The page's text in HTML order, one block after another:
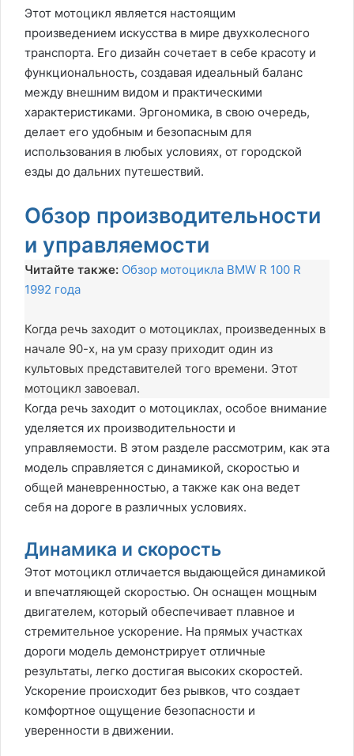
Этот мотоцикл является настоящим
произведением искусства в мире двухколесного
транспорта. Его дизайн сочетает в себе красоту и
функциональность, создавая идеальный баланс
между внешним видом и практическими
характеристиками. Эргономика, в свою очередь,
делает его удобным и безопасным для
использования в любых условиях, от городской
езды до дальних путешествий.
Обзор производительности
и управляемости
Читайте также: Обзор мотоцикла BMW R 100 R
1992 года
Когда речь заходит о мотоциклах, произведенных в
начале 90-х, на ум сразу приходит один из
культовых представителей того времени. Этот
мотоцикл завоевал.
Когда речь заходит о мотоциклах, особое внимание
уделяется их производительности и
управляемости. В этом разделе рассмотрим, как эта
модель справляется с динамикой, скоростью и
общей маневренностью, а также как она ведет
себя на дороге в различных условиях.
Динамика и скорость
Этот мотоцикл отличается выдающейся динамикой
и впечатляющей скоростью. Он оснащен мощным
двигателем, который обеспечивает плавное и
стремительное ускорение. На прямых участках
дороги модель демонстрирует отличные
результаты, легко достигая высоких скоростей.
Ускорение происходит без рывков, что создает
комфортное ощущение безопасности и
уверенности в движении.